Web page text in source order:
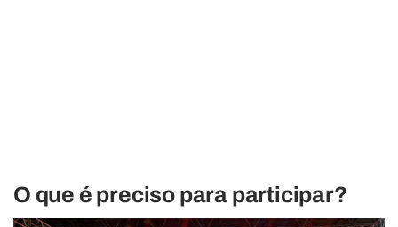
O que é preciso para participar?